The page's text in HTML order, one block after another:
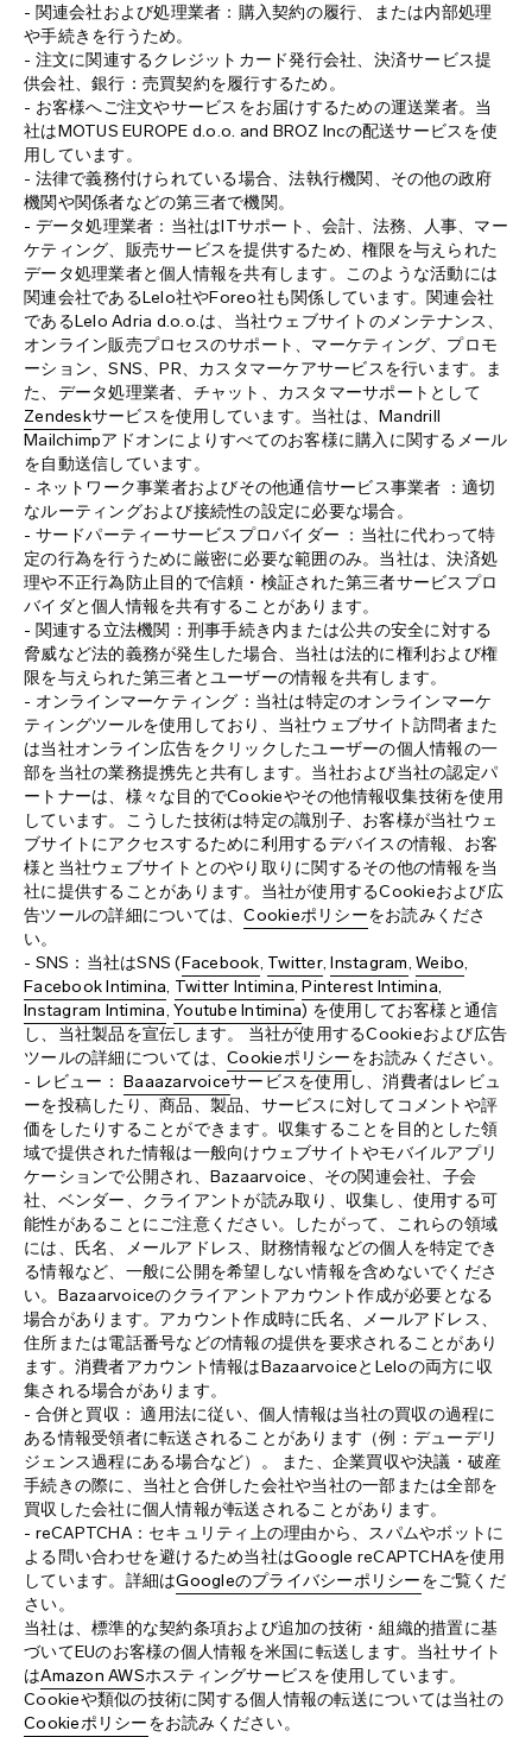
- 関連会社および処理業者：購入契約の履行、または内部処理
や手続きを行うため。
- 注文に関連するクレジットカード発行会社、決済サービス提
供会社、銀行：売買契約を履行するため。
- お客様へご注文やサービスをお届けするための運送業者。当
社はMOTUS EUROPE d.o.o. and BROZ Incの配送サービスを使
用しています。
- 法律で義務付けられている場合、法執行機関、その他の政府
機関や関係者などの第三者で機関。
- データ処理業者：当社はITサポート、会計、法務、人事、マー
ケティング、販売サービスを提供するため、権限を与えられた
データ処理業者と個人情報を共有します。このような活動には
関連会社であるLelo社やForeo社も関係しています。関連会社
であるLelo Adria d.o.o.は、当社ウェブサイトのメンテナンス、
オンライン販売プロセスのサポート、マーケティング、プロモ
ーション、SNS、PR、カスタマーケアサービスを行います。ま
た、データ処理業者、チャット、カスタマーサポートとして
Zendeskサービスを使用しています。当社は、Mandrill
Mailchimpアドオンによりすべてのお客様に購入に関するメール
を自動送信しています。
- ネットワーク事業者およびその他通信サービス事業者 ：適切
なルーティングおよび接続性の設定に必要な場合。
- サードパーティーサービスプロバイダー ：当社に代わって特
定の行為を行うために厳密に必要な範囲のみ。当社は、決済処
理や不正行為防止目的で信頼・検証された第三者サービスプロ
バイダと個人情報を共有することがあります。
- 関連する立法機関：刑事手続き内または公共の安全に対する
脅威など法的義務が発生した場合、当社は法的に権利および権
限を与えられた第三者とユーザーの情報を共有します。
- オンラインマーケティング：当社は特定のオンラインマーケ
ティングツールを使用しており、当社ウェブサイト訪問者また
は当社オンライン広告をクリックしたユーザーの個人情報の一
部を当社の業務提携先と共有します。当社および当社の認定パ
ートナーは、様々な目的でCookieやその他情報収集技術を使用
しています。こうした技術は特定の識別子、お客様が当社ウェ
ブサイトにアクセスするために利用するデバイスの情報、お客
様と当社ウェブサイトとのやり取りに関するその他の情報を当
社に提供することがあります。当社が使用するCookieおよび広
告ツールの詳細については、Cookieポリシーをお読みくださ
い。
- SNS：当社はSNS (Facebook, Twitter,Instagram, Weibo,
Facebook Intimina, Twitter Intimina,Pinterest Intimina,
Instagram Intimina, Youtube Intimina) を使用してお客様と通信
し、当社製品を宣伝します。 当社が使用するCookieおよび広告
ツールの詳細については、 Cookieポリシーをお読みください。
- レビュー： Baaazarvoiceサービスを使用し、消費者はレビュ
ーを投稿したり、商品、製品、サービスに対してコメントや評
価をしたりすることができます。収集することを目的とした領
域で提供された情報は一般向けウェブサイトやモバイルアプリ
ケーションで公開され、Bazaarvoice、その関連会社、子会
社、ベンダー、クライアントが読み取り、収集し、使用する可
能性があることにご注意ください。したがって、これらの領域
には、氏名、メールアドレス、財務情報などの個人を特定でき
る情報など、一般に公開を希望しない情報を含めないでくださ
い。Bazaarvoiceのクライアントアカウント作成が必要となる
場合があります。アカウント作成時に氏名、メールアドレス、
住所または電話番号などの情報の提供を要求されることがあり
ます。消費者アカウント情報はBazaarvoiceとLeloの両方に収
集される場合があります。
- 合併と買収： 適用法に従い、個人情報は当社の買収の過程に
ある情報受領者に転送されることがあります（例：デューデリ
ジェンス過程にある場合など）。 また、企業買収や決議・破産
手続きの際に、当社と合併した会社や当社の一部または全部を
買収した会社に個人情報が転送されることがあります。
- reCAPTCHA：セキュリティ上の理由から、スパムやボットに
よる問い合わせを避けるため当社はGoogle reCAPTCHAを使用
しています。詳細はGoogleのプライバシーポリシーをご覧くだ
さい。
当社は、標準的な契約条項および追加の技術・組織的措置に基
づいてEUのお客様の個人情報を米国に転送します。当社サイト
はAmazon AWSホスティングサービスを使用しています。
Cookieや類似の技術に関する個人情報の転送については当社の
Cookieポリシーをお読みください。